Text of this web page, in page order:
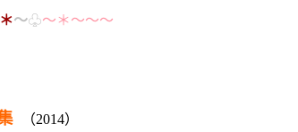
＊～♧～＊～～～
（2014）